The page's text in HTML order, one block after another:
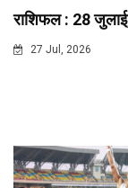
राशिफल : 28
27 Jul, 2026